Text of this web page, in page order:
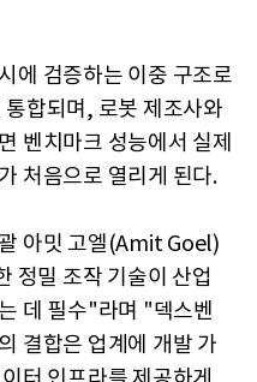
에 검증하는 이중 구조로
합되며, 로봇 제조사와
벤치마크 성능에서 실제
처음으로 열리게 된다.
아밋 고엘(Amit Goel)
정밀 조작 기술이 산업
데 필수"라며 "덱스벤
결합은 업계에 개발 가